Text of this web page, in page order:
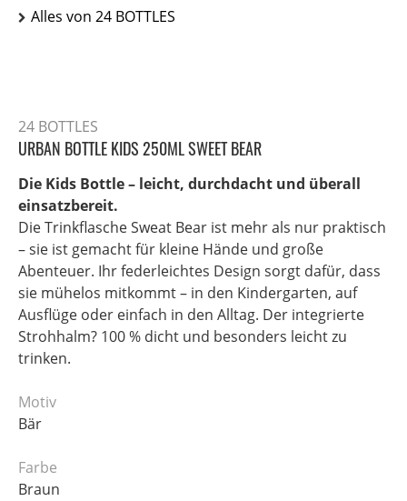
Alles von 24 BOTTLES
24 BOTTLES
URBAN BOTTLE KIDS 250ML SWEET BEAR
Die Kids Bottle – leicht, durchdacht und überall
einsatzbereit.
Die Trinkflasche Sweat Bear ist mehr als nur praktisch
– sie ist gemacht für kleine Hände und große
Abenteuer. Ihr federleichtes Design sorgt dafür, dass
sie mühelos mitkommt – in den Kindergarten, auf
Ausflüge oder einfach in den Alltag. Der integrierte
Strohhalm? 100 % dicht und besonders leicht zu
trinken.
Motiv
Bär
Farbe
Braun